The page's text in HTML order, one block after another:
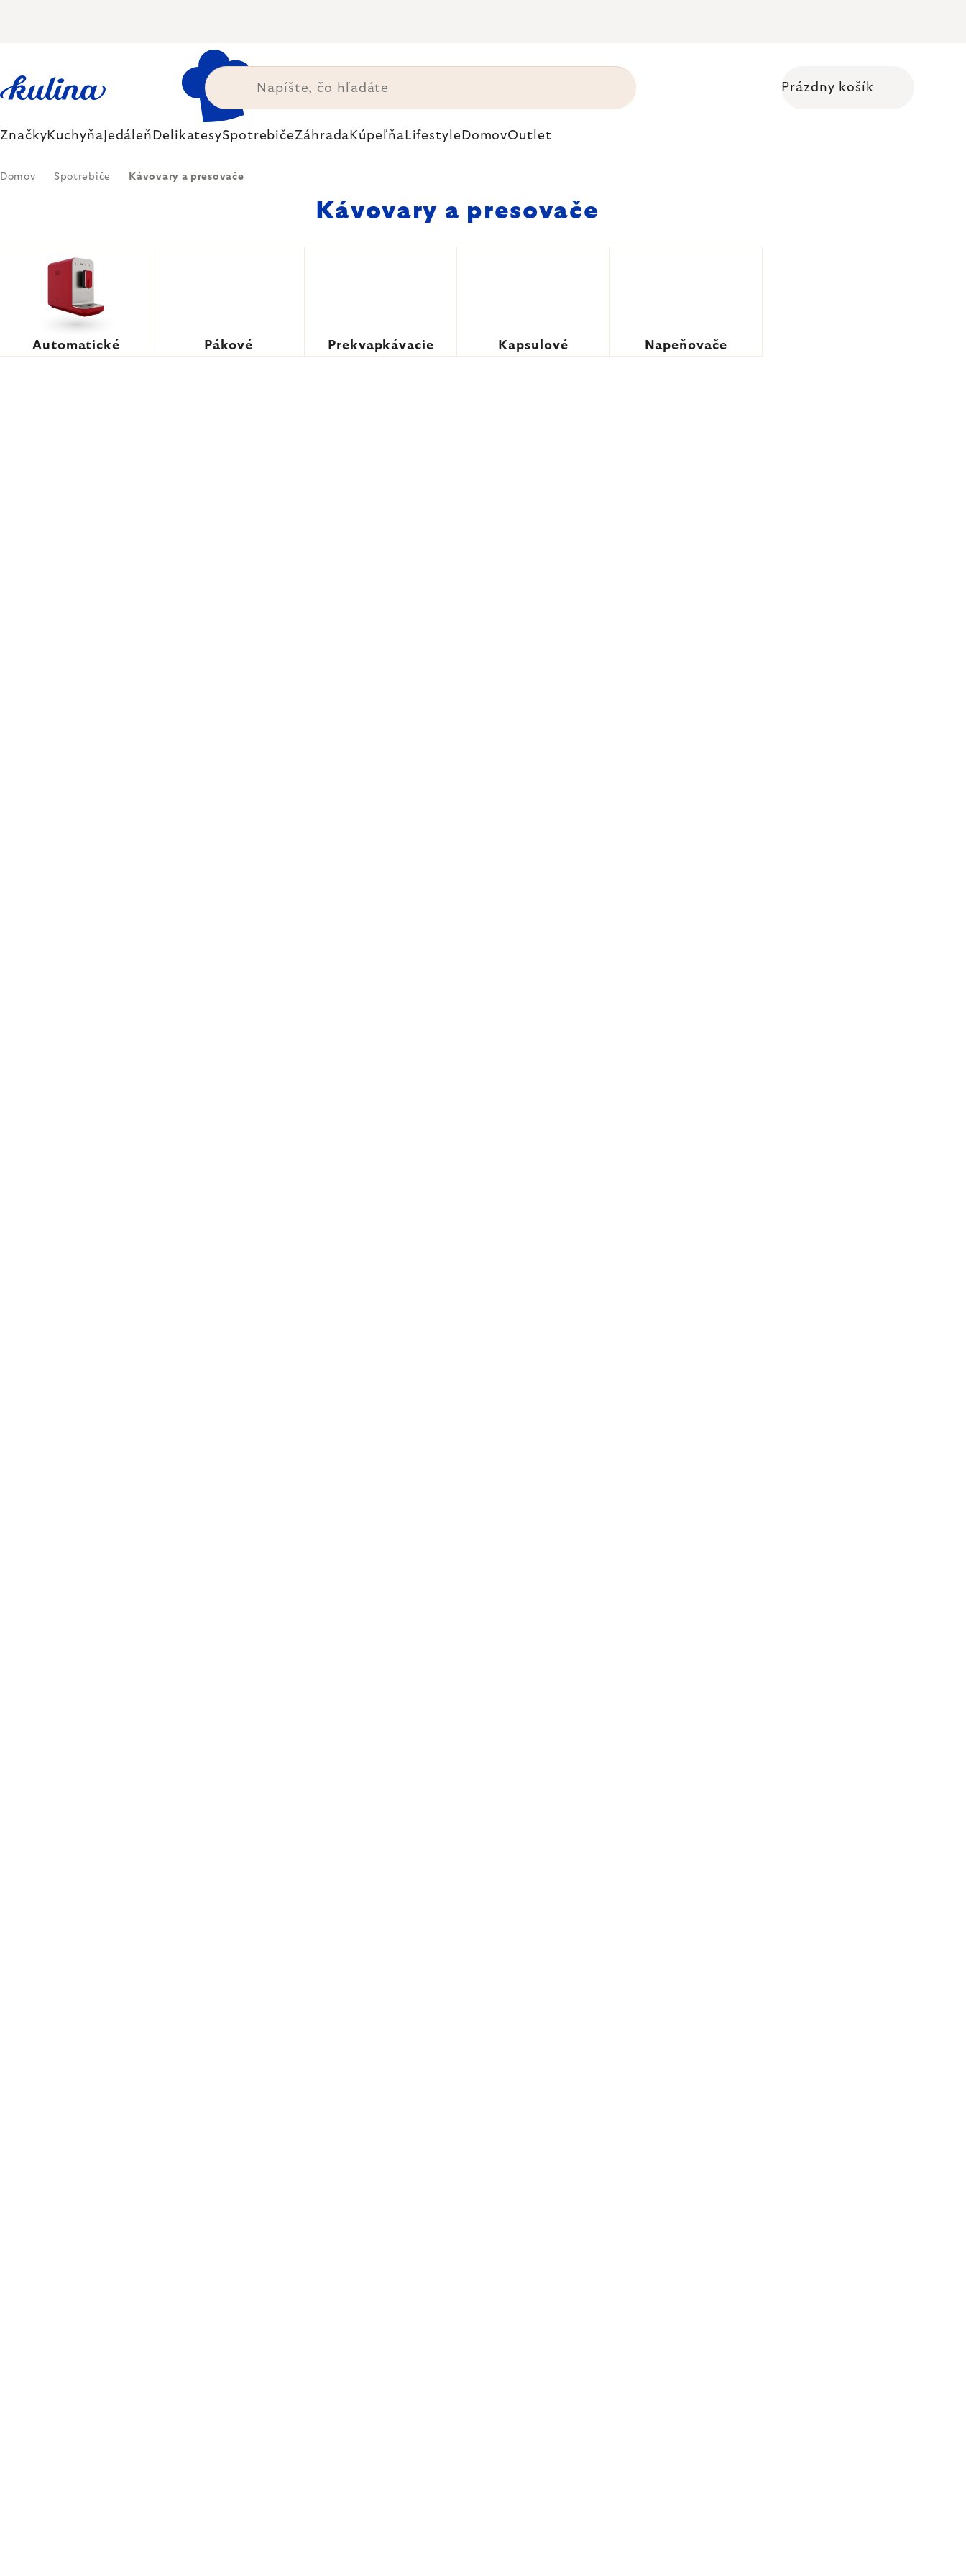
Prázdny košík
ZnačkyKuchyňa Jedáleň DelikatesySpotrebičeZáhrada Kúpeľňa Lifestyle DomovOutlet
Domov Spotrebiče Kávovary a presovače
Kávovary a presovače
Automatické Pákové Prekvapkávacie Kapsulové Napeňovače